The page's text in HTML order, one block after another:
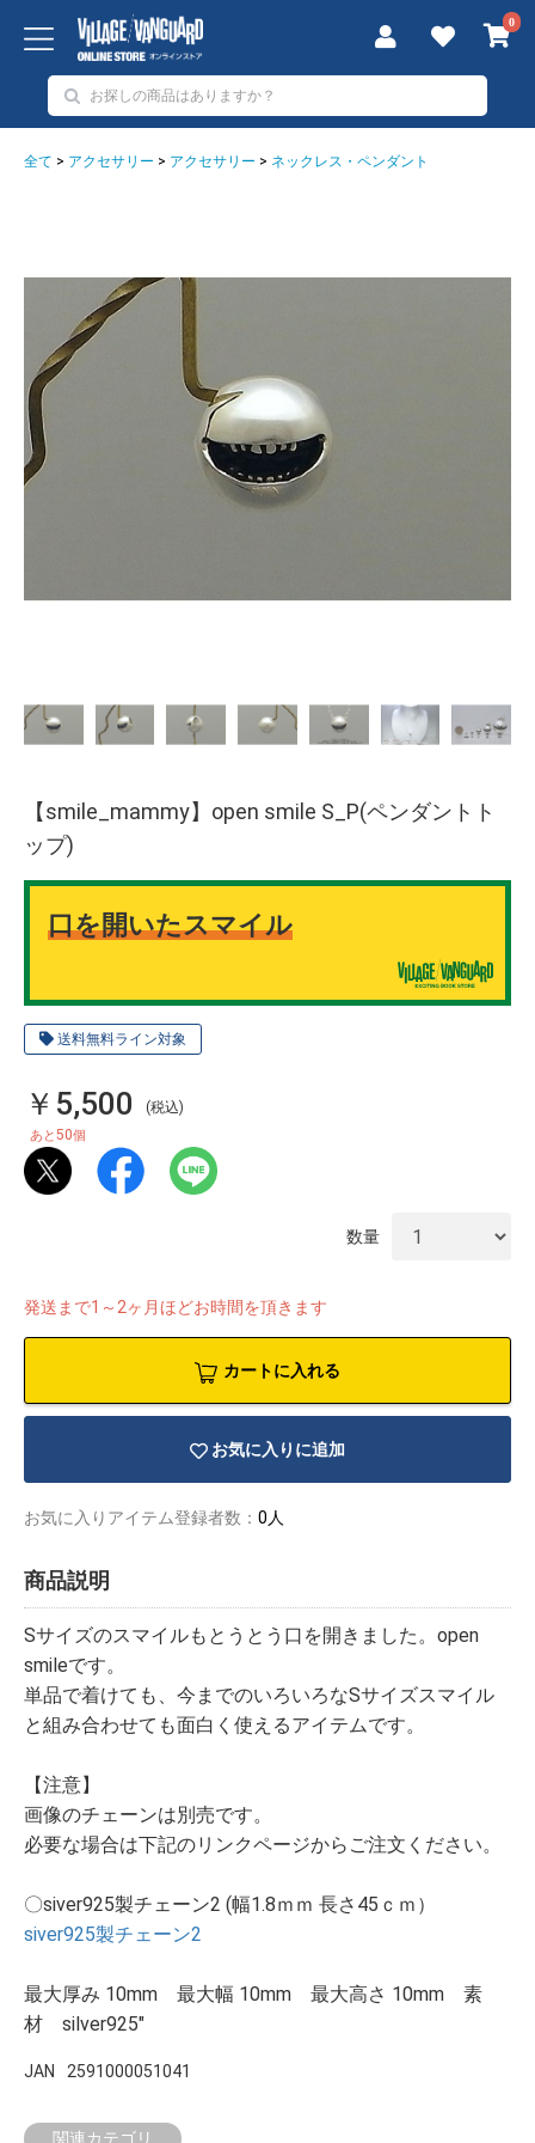
0
全て > アクセサリー > アクセサリー > ネックレス・ペンダント
送料無料ライン対象
【smile_mammy】open smile S_P(ペンダントト
ップ)
口を開いたスマイル
￥5,500 (税込)
あと50個
数量
発送まで1～2ヶ月ほどお時間を頂きます
カートに入れる
お気に入りに追加
お気に入りアイテム登録者数： 0人
商品説明
Sサイズのスマイルもとうとう口を開きました。open
smileです。
単品で着けても、今までのいろいろなSサイズスマイル
と組み合わせても面白く使えるアイテムです。
【注意】
画像のチェーンは別売です。
必要な場合は下記のリンクページからご注文ください。
〇siver925製チェーン2 (幅1.8ｍｍ 長さ45ｃｍ）
siver925製チェーン2
最大厚み 10mm 最大幅 10mm 最大高さ 10mm 素
材 silver925"
JAN 2591000051041
関連カテゴリ
ーター
ッズ